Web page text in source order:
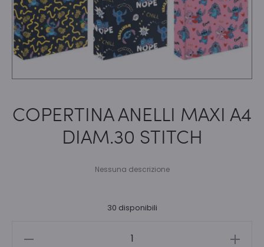
COPERTINA ANELLI MAXI A4
DIAM.30 STITCH
Nessuna descrizione
30 disponibili